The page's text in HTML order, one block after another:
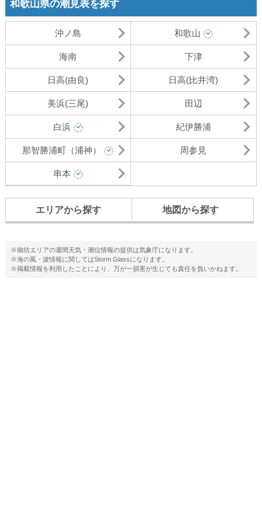
和歌山県の潮見表を探す
沖ノ島 和歌山
海南 下津
日高(由良) 日高(比井湾)
美浜(三尾) 田辺
白浜 紀伊勝浦
那智勝浦町（浦神） 周参見
串本
エリアから探す 地図から探す
※御坊エリアの週間天気・潮位情報の提供は気象庁になります。
※海の風・波情報に関してはStorm Glassになります。
※掲載情報を利用したことにより、万が一損害が生じても責任を負いかねます。